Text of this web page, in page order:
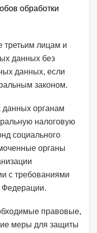
обработки
третьим лицам и
данных без
данных, если
законом.
органам
налоговую
социального
органы
с требованиями
Федерации.
правовые,
меры для защиты